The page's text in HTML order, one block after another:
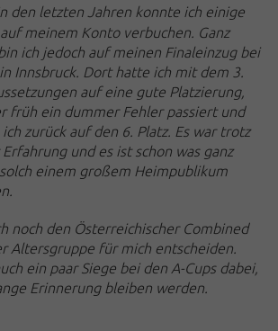
den letzten Jahren konnte ich einige
meinem Konto verbuchen. Ganz
ich jedoch auf meinen Finaleinzug bei
Innsbruck. Dort hatte ich mit dem 3.
auf eine gute Platzierung,
früh ein dummer Fehler passiert und
zurück auf den 6. Platz. Es war trotz
und es ist schon was ganz
einem großem Heimpublikum
noch den Österreichischer Combined
Altersgruppe für mich entscheiden.
ein paar Siege bei den A-Cups dabei,
Erinnerung bleiben werden.